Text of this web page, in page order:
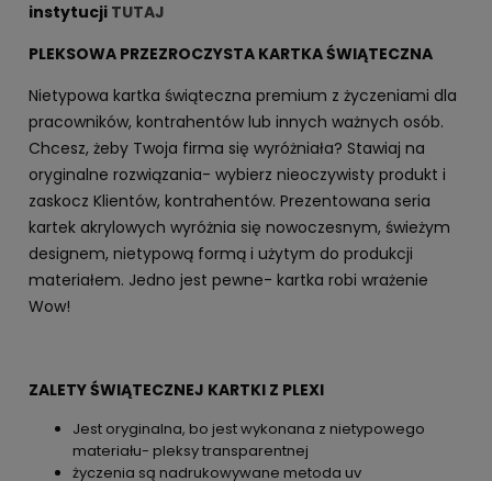
instytucji TUTAJ
PLEKSOWA PRZEZROCZYSTA KARTKA ŚWIĄTECZNA
Nietypowa kartka świąteczna premium z życzeniami dla
pracowników, kontrahentów lub innych ważnych osób.
Chcesz, żeby Twoja firma się wyróżniała? Stawiaj na
oryginalne rozwiązania- wybierz nieoczywisty produkt i
zaskocz Klientów, kontrahentów. Prezentowana seria
kartek akrylowych wyróżnia się nowoczesnym, świeżym
designem, nietypową formą i użytym do produkcji
materiałem. Jedno jest pewne- kartka robi wrażenie
Wow!
ZALETY ŚWIĄTECZNEJ KARTKI Z PLEXI
Jest oryginalna, bo jest wykonana z nietypowego
materiału- pleksy transparentnej
życzenia są nadrukowywane metoda uv